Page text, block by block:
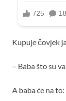
Kupuje čovjek
– Baba što su
A baba će na to: